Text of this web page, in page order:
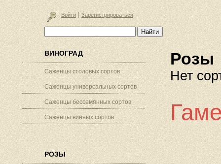
Войти Зарегистрироваться
ВИНОГРАД
Саженцы столовых сортов
Саженцы универсальных сортов
Саженцы бессемянных сортов
Саженцы винных сортов
РОЗЫ
Розы
Нет